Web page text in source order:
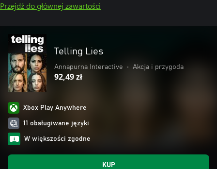
Przejdź do głównej zawartości
Telling Lies
Annapurna Interactive • Akcja i przygoda
92,49 zł
Xbox Play Anywhere
11 obsługiwane języki
W większości zgodne
KUP